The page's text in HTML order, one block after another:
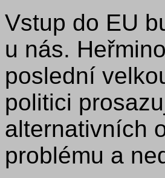
Vstup do EU
u nás.
poslední
politici
alternativních
problému a